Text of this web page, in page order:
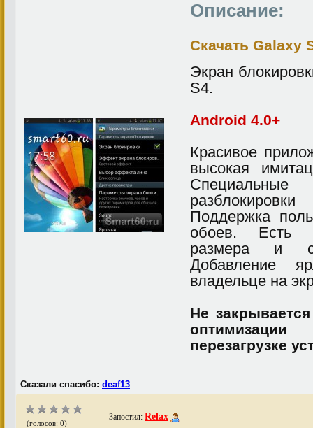
Описание:
Скачать Galaxy
Экран
S4.
Android 4.0+
Красивое
высокая
Поддержка
обоев. Есть
размера и
Добавление
владельце на
Не
перезагрузке
Сказали спасибо: deaf13
(голосов: 0)
Запостил: Relax